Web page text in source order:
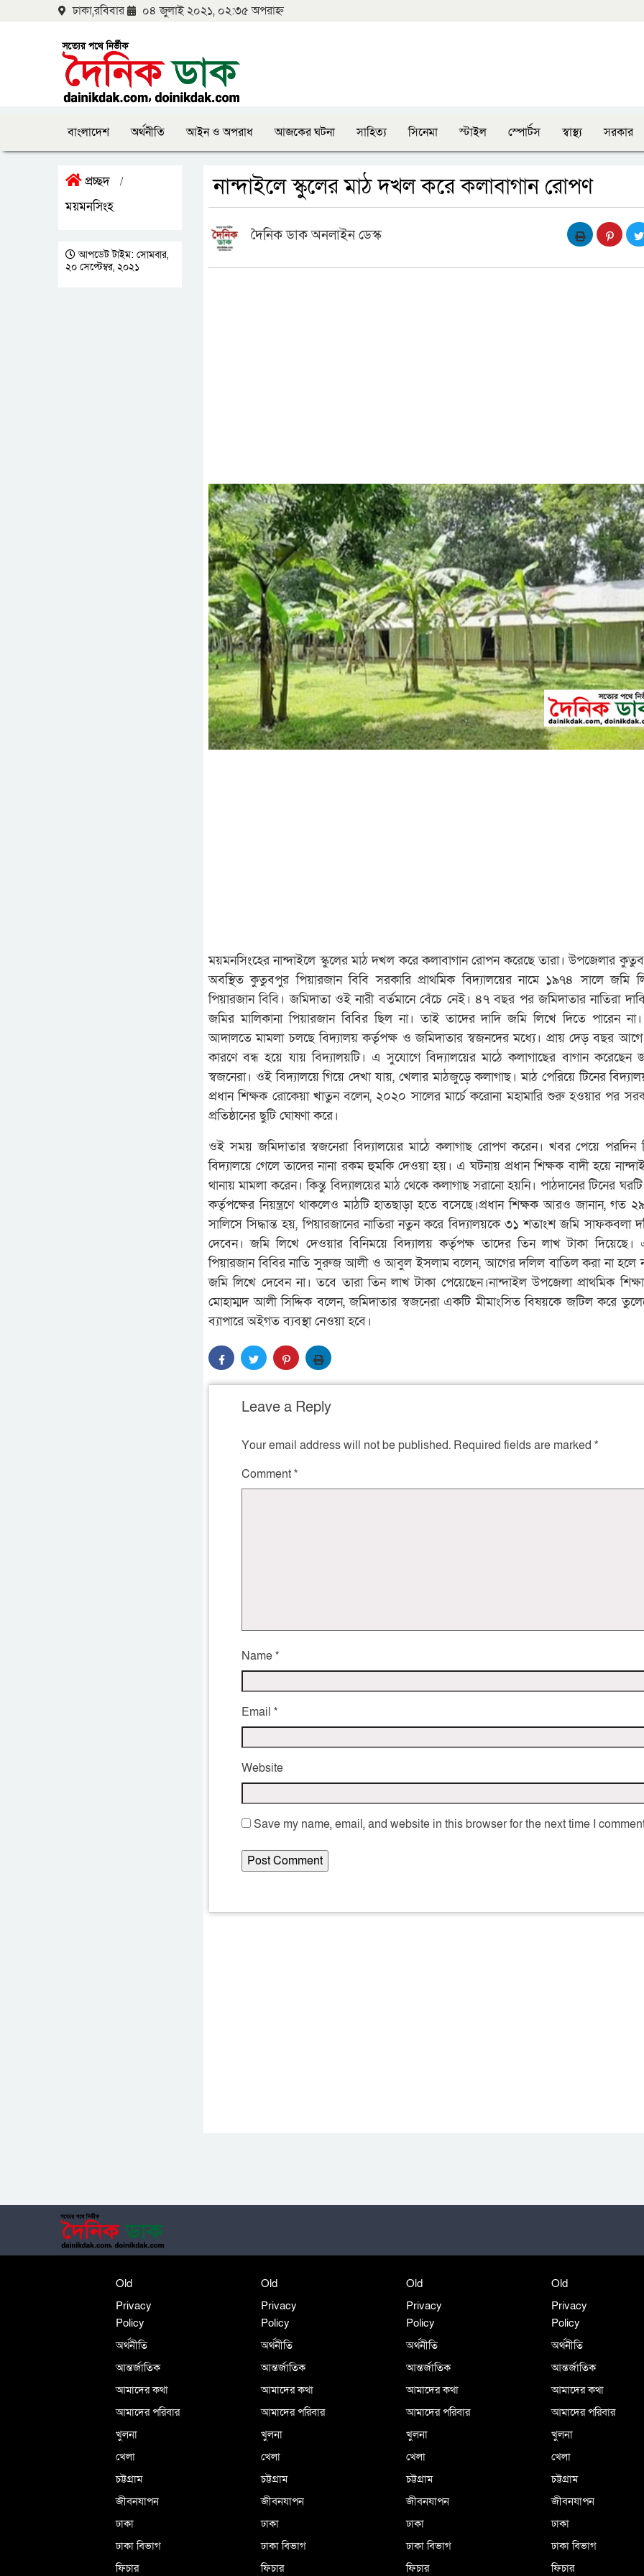
ঢাকা,রবিবার ০৪ জুলাই ২০২১, ০২:৩৫ অপরাহ্ন
বাংলাদেশ অর্থনীতি আইন ও অপরাধ আজকের ঘটনা সাহিত্য সিনেমা স্টাইল স্পোর্টস স্বাস্থ্য সরকার
প্রচ্ছদ /
ময়মনসিংহ
আপডেট টাইম: সোমবার,
২০ সেপ্টেম্বর, ২০২১
নান্দাইলে স্কুলের মাঠ দখল করে কলাবাগান রোপণ
দৈনিক ডাক অনলাইন ডেস্ক
ময়মনসিংহের নান্দাইলে স্কুলের মাঠ দখল করে কলাবাগান রোপন করেছে তারা। উপজেলার
অবস্থিত কুতুবপুর পিয়ারজান বিবি সরকারি প্রাথমিক বিদ্যালয়ের নামে ১৯৭৪ সালে জমি
পিয়ারজান বিবি। জমিদাতা ওই নারী বর্তমানে বেঁচে নেই। ৪৭ বছর পর জমিদাতার নাতিরা
জমির মালিকানা পিয়ারজান বিবির ছিল না। তাই তাদের দাদি জমি লিখে দিতে পারেন
আদালতে মামলা চলছে বিদ্যালয় কর্তৃপক্ষ ও জমিদাতার স্বজনদের মধ্যে। প্রায় দেড় বছর
কারণে বন্ধ হয়ে যায় বিদ্যালয়টি। এ সুযোগে বিদ্যালয়ের মাঠে কলাগাছের বাগান করেছেন
স্বজনেরা। ওই বিদ্যালয়ে গিয়ে দেখা যায়, খেলার মাঠজুড়ে কলাগাছ। মাঠ পেরিয়ে টিনের
প্রধান শিক্ষক রোকেয়া খাতুন বলেন, ২০২০ সালের মার্চে করোনা মহামারি শুরু হওয়ার পর
প্রতিষ্ঠানের ছুটি ঘোষণা করে।
ওই সময় জমিদাতার স্বজনেরা বিদ্যালয়ের মাঠে কলাগাছ রোপণ করেন। খবর পেয়ে পরদিন
বিদ্যালয়ে গেলে তাদের নানা রকম হুমকি দেওয়া হয়। এ ঘটনায় প্রধান শিক্ষক বাদী হয়ে
থানায় মামলা করেন। কিন্তু বিদ্যালয়ের মাঠ থেকে কলাগাছ সরানো হয়নি। পাঠদানের টিনের
কর্তৃপক্ষের নিয়ন্ত্রণে থাকলেও মাঠটি হাতছাড়া হতে বসেছে।প্রধান শিক্ষক আরও জানান, গত
সালিসে সিদ্ধান্ত হয়, পিয়ারজানের নাতিরা নতুন করে বিদ্যালয়কে ৩১ শতাংশ জমি সাফকবলা
দেবেন। জমি লিখে দেওয়ার বিনিময়ে বিদ্যালয় কর্তৃপক্ষ তাদের তিন লাখ টাকা দিয়েছে।
পিয়ারজান বিবির নাতি সুরুজ আলী ও আবুল ইসলাম বলেন, আগের দলিল বাতিল করা না হলে
জমি লিখে দেবেন না। তবে তারা তিন লাখ টাকা পেয়েছেন।নান্দাইল উপজেলা প্রাথমিক শিক্ষা
মোহাম্মদ আলী সিদ্দিক বলেন, জমিদাতার স্বজনেরা একটি মীমাংসিত বিষয়কে জটিল করে
ব‍্যাপারে অইগত ব‍্যবস্থা নেওয়া হবে।
Leave a Reply
Your email address will not be published. Required fields are marked *
Comment*
Name*
Email *
Website
Save my name, email, and website in this browser for the next time I
Old
Privacy
Policy
অর্থনীতি
আন্তর্জাতিক
আমাদের কথা
আমাদের পরিবার
খুলনা
খেলা
চট্টগ্রাম
জীবনযাপন
ঢাকা
ঢাকা বিভাগ
ফিচার
Old
Privacy
Policy
অর্থনীতি
আন্তর্জাতিক
আমাদের কথা
আমাদের পরিবার
খুলনা
খেলা
চট্টগ্রাম
জীবনযাপন
ঢাকা
ঢাকা বিভাগ
ফিচার
Old
Privacy
Policy
অর্থনীতি
আন্তর্জাতিক
আমাদের কথা
আমাদের পরিবার
খুলনা
খেলা
চট্টগ্রাম
জীবনযাপন
ঢাকা
ঢাকা বিভাগ
ফিচার
Old
Privacy
Policy
অর্থনীতি
আন্তর্জাতিক
আমাদের কথা
আমাদের পরিবার
খুলনা
খেলা
চট্টগ্রাম
জীবনযাপন
ঢাকা
ঢাকা বিভাগ
ফিচার